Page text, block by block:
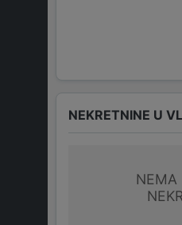
NEKRETNINE U
NEMA